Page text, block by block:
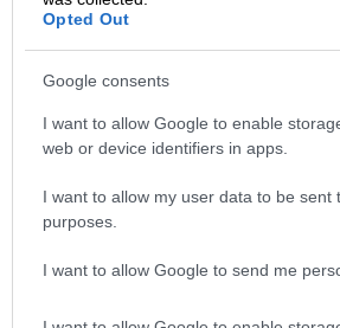
Opted Out
Google consents
I want to allow Google to enable
web or device identifiers in apps.
I want to allow my user data to be
purposes.
I want to allow Google to send me